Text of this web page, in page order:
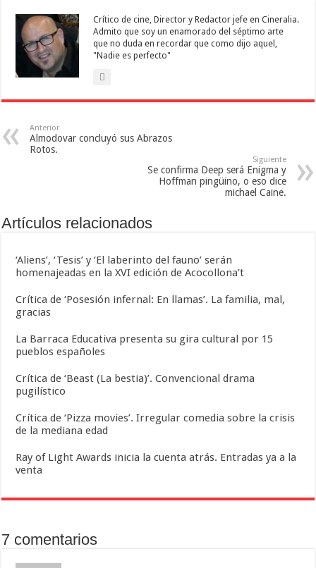
Crítico de cine, Director y Redactor jefe en Cineralia.
Admito que soy un enamorado del séptimo arte
que no duda en recordar que como dijo aquel,
"Nadie es perfecto"
Anterior
Almodovar concluyó sus Abrazos
Rotos.
Siguiente
Se confirma Deep será Enigma y
Hoffman pingüino, o eso dice
michael Caine.
Artículos relacionados
‘Aliens’, ‘Tesis’ y ‘El laberinto del fauno’ serán
homenajeadas en la XVI edición de Acocollona’t
Crítica de ‘Posesión infernal: En llamas’. La familia, mal,
gracias
La Barraca Educativa presenta su gira cultural por 15
pueblos españoles
Crítica de ‘Beast (La bestia)’. Convencional drama
pugilístico
Crítica de ‘Pizza movies’. Irregular comedia sobre la crisis
de la mediana edad
Ray of Light Awards inicia la cuenta atrás. Entradas ya a la
venta
7 comentarios